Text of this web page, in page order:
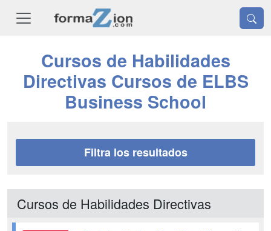
Cursos de Habilidades
Directivas Cursos de ELBS
Business School
Filtra los resultados
Cursos de Habilidades Directivas